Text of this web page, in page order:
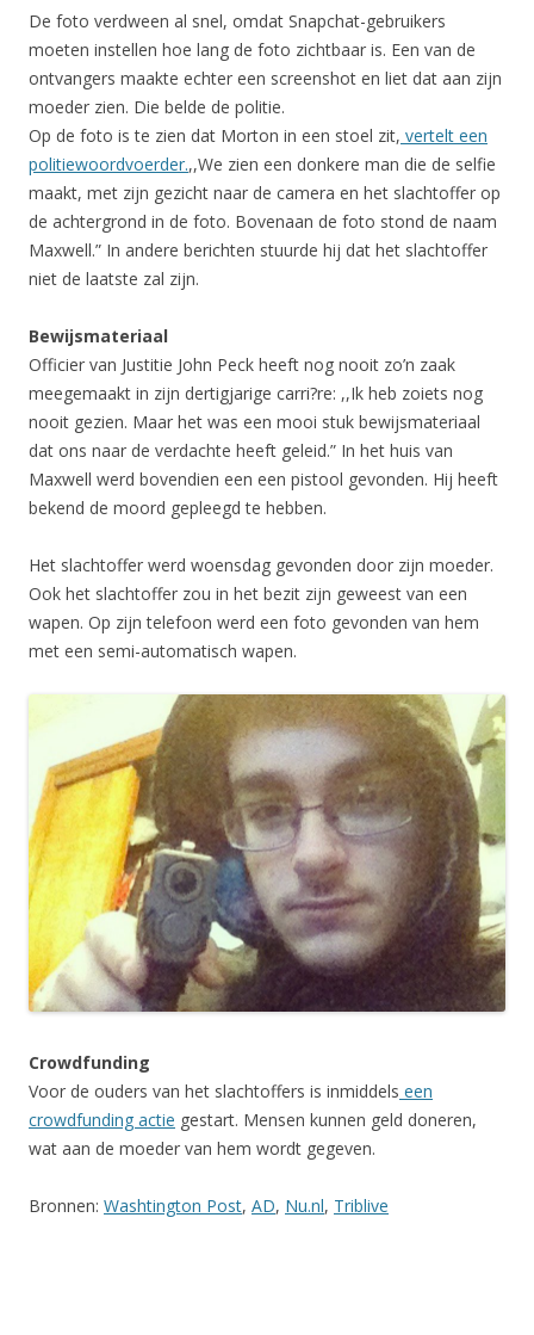
De foto verdween al snel, omdat Snapchat-gebruikers
moeten instellen hoe lang de foto zichtbaar is. Een van de
ontvangers maakte echter een screenshot en liet dat aan zijn
moeder zien. Die belde de politie.
Op de foto is te zien dat Morton in een stoel zit, vertelt een
politiewoordvoerder.,,We zien een donkere man die de selfie
maakt, met zijn gezicht naar de camera en het slachtoffer op
de achtergrond in de foto. Bovenaan de foto stond de naam
Maxwell.” In andere berichten stuurde hij dat het slachtoffer
niet de laatste zal zijn.
Bewijsmateriaal
Officier van Justitie John Peck heeft nog nooit zo’n zaak
meegemaakt in zijn dertigjarige carri?re: ,,Ik heb zoiets nog
nooit gezien. Maar het was een mooi stuk bewijsmateriaal
dat ons naar de verdachte heeft geleid.” In het huis van
Maxwell werd bovendien een een pistool gevonden. Hij heeft
bekend de moord gepleegd te hebben.
Het slachtoffer werd woensdag gevonden door zijn moeder.
Ook het slachtoffer zou in het bezit zijn geweest van een
wapen. Op zijn telefoon werd een foto gevonden van hem
met een semi-automatisch wapen.
Crowdfunding
Voor de ouders van het slachtoffers is inmiddels een
crowdfunding actie gestart. Mensen kunnen geld doneren,
wat aan de moeder van hem wordt gegeven.
Bronnen: Washtington Post, AD, Nu.nl, Triblive